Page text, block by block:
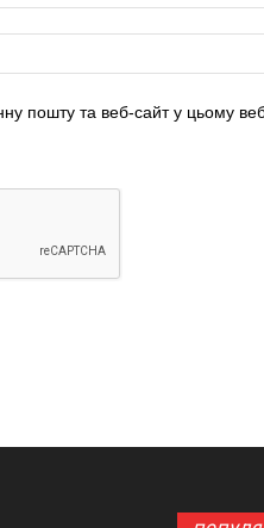
пошту та веб-сайт у цьому